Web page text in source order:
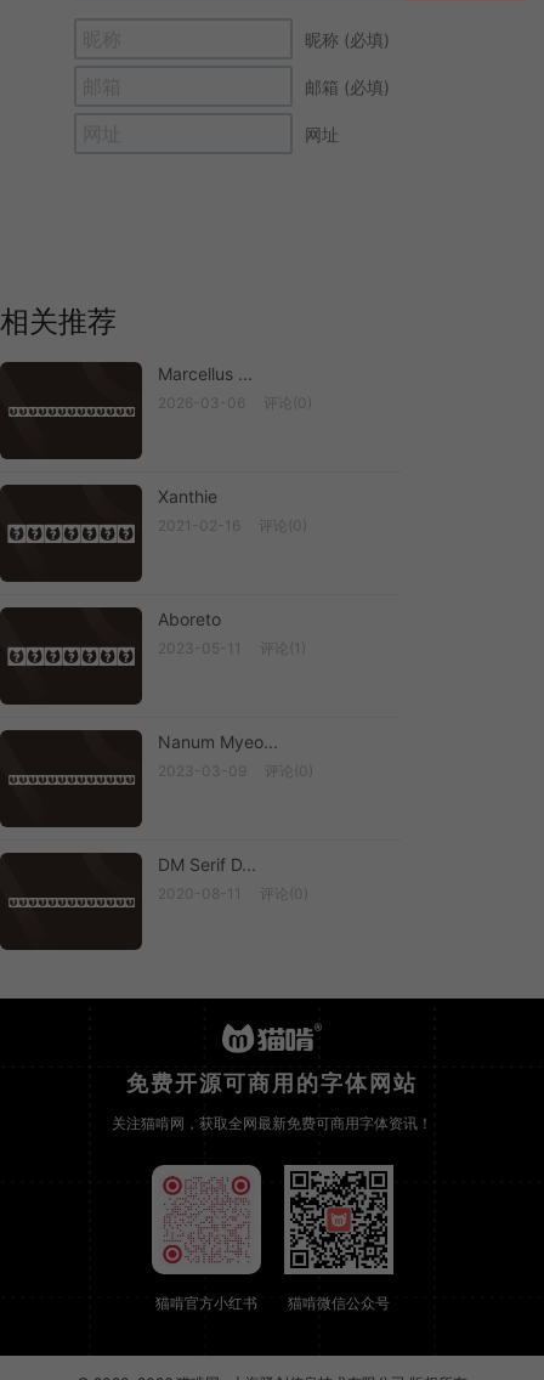
昵称 (必填)
邮箱 (必填)
网址
相关推荐
Marcellus ...
Marcellus ...
2026-03-06 评论(0)
Xanthie
Xanthie
2021-02-16 评论(0)
Aboreto
Aboreto
2023-05-11 评论(1)
Nanum Myeo...
Nanum Myeo...
2023-03-09 评论(0)
DM Serif D...
DM Serif D...
2020-08-11 评论(0)
免费开源可商用的字体网站
关注猫啃网，获取全网最新免费可商用字体资讯！
猫啃官方小红书 猫啃微信公众号